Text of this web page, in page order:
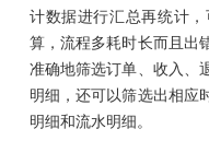
计数据进行汇总再统计
算，流程多耗时长而且出
准确地筛选订单、收入、
明细，还可以筛选出相应
明细和流水明细。